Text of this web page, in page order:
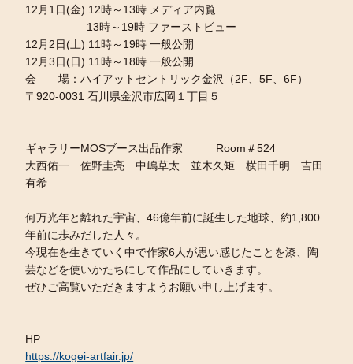
12月1日(金) 12時～13時 メディア内覧
13時～19時 ファーストビュー
12月2日(土) 11時～19時 一般公開
12月3日(日) 11時～18時 一般公開
会 場：ハイアットセントリック金沢（2F、5F、6F）
〒920-0031 石川県金沢市広岡１丁目５
ギャラリーMOSブース出品作家 Room＃524
大西佑一 佐野圭亮 中嶋草太 並木久矩 横田千明 吉田
有希
何万光年と離れた宇宙、46億年前に誕生した地球、約1,800
年前に歩みだした人々。
今現在を生きていく中で作家6人が思い感じたことを漆、陶
芸などを使いかたちにして作品にしていきます。
ぜひご高覧いただきますようお願い申し上げます。
HP
https://kogei-artfair.jp/